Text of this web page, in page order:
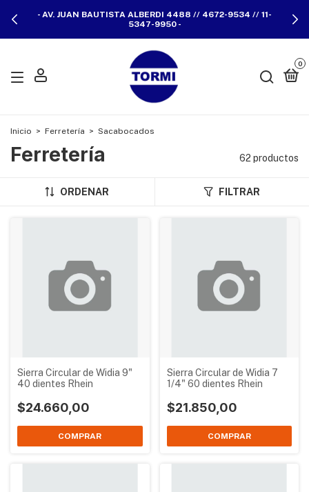
- AV. JUAN BAUTISTA ALBERDI 4488 // 4672-9534 // 11-
5347-9950 -
0
Inicio > Ferretería > Sacabocados
Ferretería 62 productos
ORDENAR FILTRAR
Sierra Circular de Widia 9"
40 dientes Rhein
$24.660,00
Sierra Circular de Widia 7
1/4" 60 dientes Rhein
$21.850,00